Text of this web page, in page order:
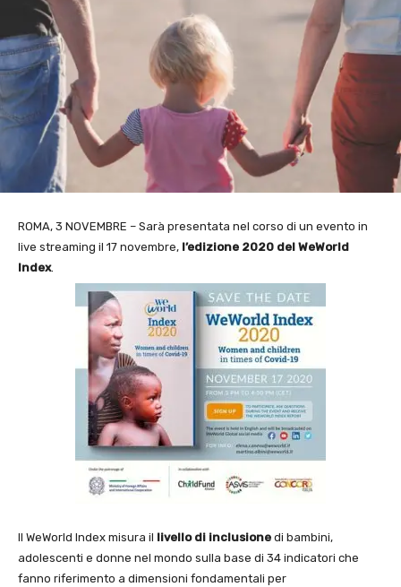
ROMA, 3 NOVEMBRE – Sarà presentata nel corso di un evento in
live streaming il 17 novembre, l’edizione 2020 del WeWorld
Index.
Il WeWorld Index misura il livello di inclusione di bambini,
adolescenti e donne nel mondo sulla base di 34 indicatori che
fanno riferimento a dimensioni fondamentali per